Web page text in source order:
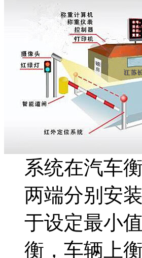
系统在汽车
两端分别安
于设定最小
衡，车辆上